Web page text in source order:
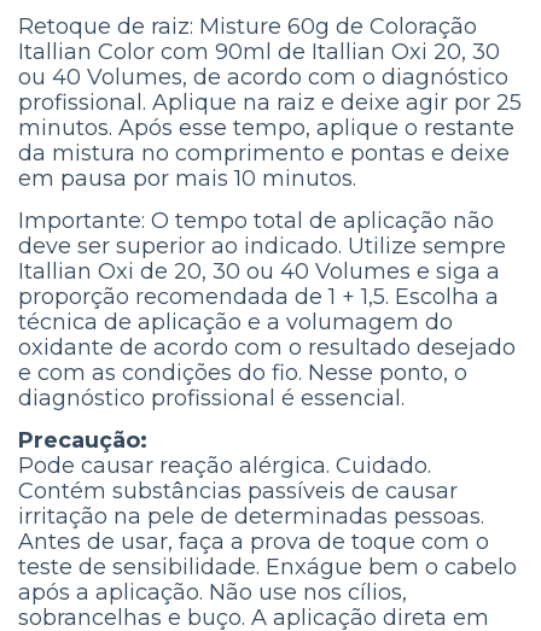
Retoque de raiz: Misture 60g de Coloração
Itallian Color com 90ml de Itallian Oxi 20, 30
ou 40 Volumes, de acordo com o diagnóstico
profissional. Aplique na raiz e deixe agir por 25
minutos. Após esse tempo, aplique o restante
da mistura no comprimento e pontas e deixe
em pausa por mais 10 minutos.
Importante: O tempo total de aplicação não
deve ser superior ao indicado. Utilize sempre
Itallian Oxi de 20, 30 ou 40 Volumes e siga a
proporção recomendada de 1 + 1,5. Escolha a
técnica de aplicação e a volumagem do
oxidante de acordo com o resultado desejado
e com as condições do fio. Nesse ponto, o
diagnóstico profissional é essencial.
Precaução:
Pode causar reação alérgica. Cuidado.
Contém substâncias passíveis de causar
irritação na pele de determinadas pessoas.
Antes de usar, faça a prova de toque com o
teste de sensibilidade. Enxágue bem o cabelo
após a aplicação. Não use nos cílios,
sobrancelhas e buço. A aplicação direta em